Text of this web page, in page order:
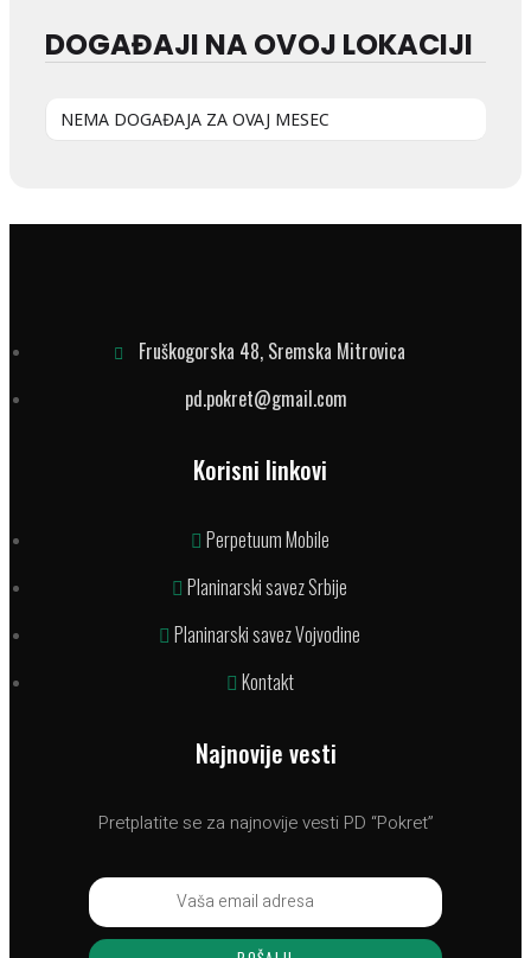
DOGAĐAJI NA OVOJ LOKACIJI
NEMA DOGAĐAJA ZA OVAJ MESEC
Fruškogorska 48, Sremska Mitrovica
pd.pokret@gmail.com
Korisni linkovi
Perpetuum Mobile
Planinarski savez Srbije
Planinarski savez Vojvodine
Kontakt
Najnovije vesti
Pretplatite se za najnovije vesti PD “Pokret”